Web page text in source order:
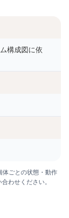
構成図に依
ごとの状態・動作
わせください。